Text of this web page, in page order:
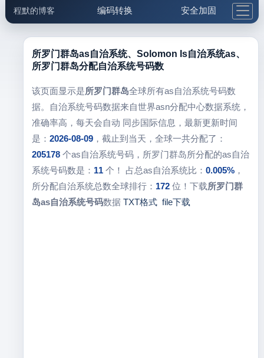
程默的博客 编码转换 安全加固
邮件工具 生活便民 更多工具
5.1支付宝大红包
所罗门群岛as自治系统、Solomon Is自治系统as、
所罗门群岛分配自治系统号码数
该页面显示是所罗门群岛全球所有as自治系统号码数
据。自治系统号码数据来自世界asn分配中心数据系统，
准确率高，每天会自动 同步国际信息，最新更新时间
是： 2026-08-09，截止到当天，全球一共分配了：
205178个as自治系统号码，所罗门群岛所分配的as自治
系统号码数是： 11个！ 占总as自治系统比： 0.005%，
所分配自治系统总数全球排行： 172位！下载所罗门群
岛as自治系统号码数据 TXT格式 file下载